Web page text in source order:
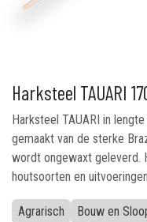
Harksteel TAUARI
Harksteel TAUARI in
gemaakt van de sterke
wordt ongewaxt geleverd.
houtsoorten en
Agrarisch Bouw en